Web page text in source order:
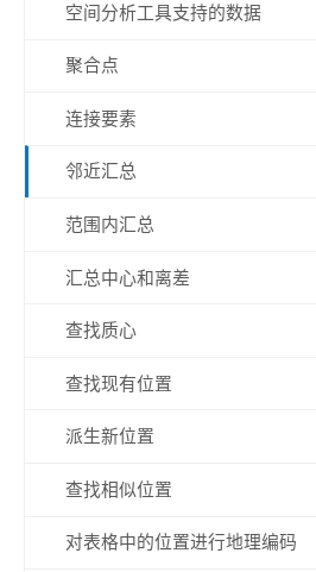
空间分析工具支持的数据
聚合点
连接要素
邻近汇总
范围内汇总
汇总中心和离差
查找质心
查找现有位置
派生新位置
查找相似位置
对表格中的位置进行地理编码